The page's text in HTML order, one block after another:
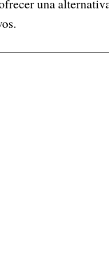
una